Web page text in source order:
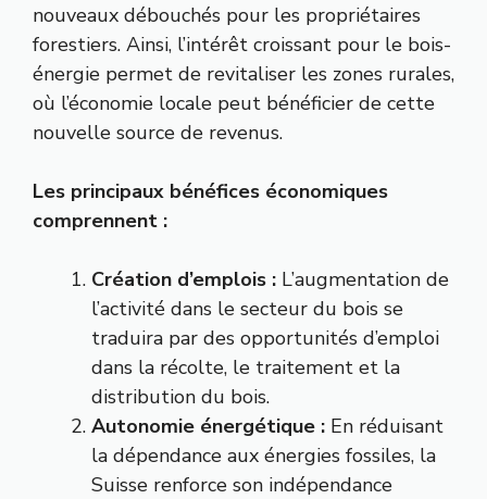
nouveaux débouchés pour les propriétaires
forestiers. Ainsi, l’intérêt croissant pour le bois-
énergie permet de revitaliser les zones rurales,
où l’économie locale peut bénéficier de cette
nouvelle source de revenus.
Les principaux bénéfices économiques
comprennent :
Création d’emplois : L’augmentation de
l’activité dans le secteur du bois se
traduira par des opportunités d’emploi
dans la récolte, le traitement et la
distribution du bois.
Autonomie énergétique : En réduisant
la dépendance aux énergies fossiles, la
Suisse renforce son indépendance